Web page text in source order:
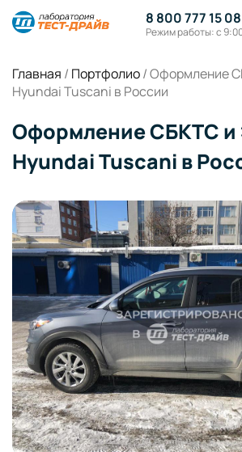
8 800 777 15 08
Режим работы: с
Главная / Портфолио/Оформление
Hyundai Tuscani в России
Оформление СБКТС и
Hyundai Tuscani в